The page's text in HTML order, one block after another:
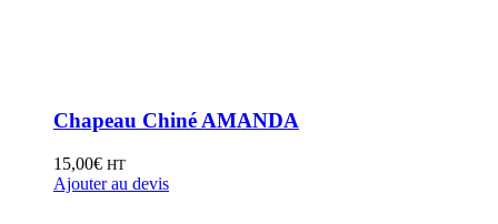
Chapeau Chiné AMANDA
15,00€ HT
Ajouter au devis